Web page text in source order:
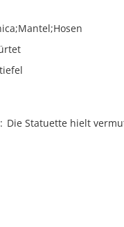
Die Statuette hielt